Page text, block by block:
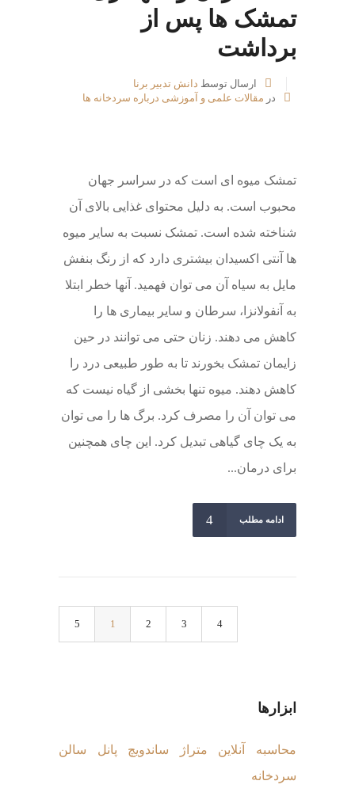
تمشک ها پس از
برداشت
ارسال توسط دانش تدبیر برنا
در مقالات علمی و آموزشی درباره سردخانه ها
تمشک میوه ای است که در سراسر جهان
محبوب است. به دلیل محتوای غذایی بالای آن
شناخته شده است. تمشک نسبت به سایر میوه
ها آنتی اکسیدان بیشتری دارد که از رنگ بنفش
مایل به سیاه آن می توان فهمید. آنها خطر ابتلا
به آنفولانزا، سرطان و سایر بیماری ها را
کاهش می دهند. زنان حتی می توانند در حین
زایمان تمشک بخورند تا به طور طبیعی درد را
کاهش دهند. میوه تنها بخشی از گیاه نیست که
می توان آن را مصرف کرد. برگ ها را می توان
به یک چای گیاهی تبدیل کرد. این چای همچنین
برای درمان...
ادامه مطلب
1 2 3
ابزارها
محاسبه آنلاین متراژ ساندویچ پانل سالن
سردخانه